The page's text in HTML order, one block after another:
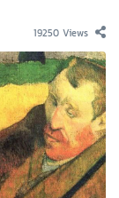
19250 Views